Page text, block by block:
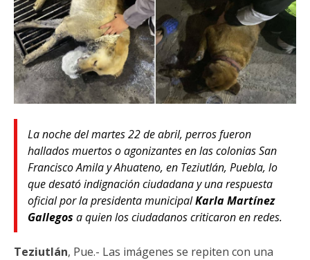
La noche del martes 22 de abril, perros fueron
hallados muertos o agonizantes en las colonias San
Francisco Amila y Ahuateno, en Teziutlán, Puebla, lo
que desató indignación ciudadana y una respuesta
oficial por la presidenta municipalKarla Martínez
Gallegos a quien los ciudadanos criticaron en redes.
Teziutlán, Pue.- Las imágenes se repiten con una